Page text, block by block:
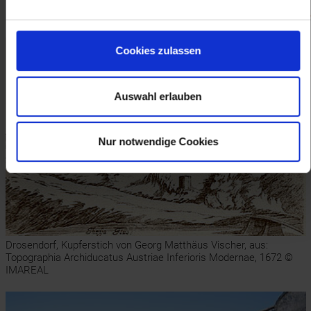
Cookies zulassen
Auswahl erlauben
Nur notwendige Cookies
Bilder (32)
Drosendorf, Kupferstich von Georg Matthäus Vischer, aus:
Topographia Archiducatus Austriae Inferioris Modernae, 1672 ©
IMAREAL